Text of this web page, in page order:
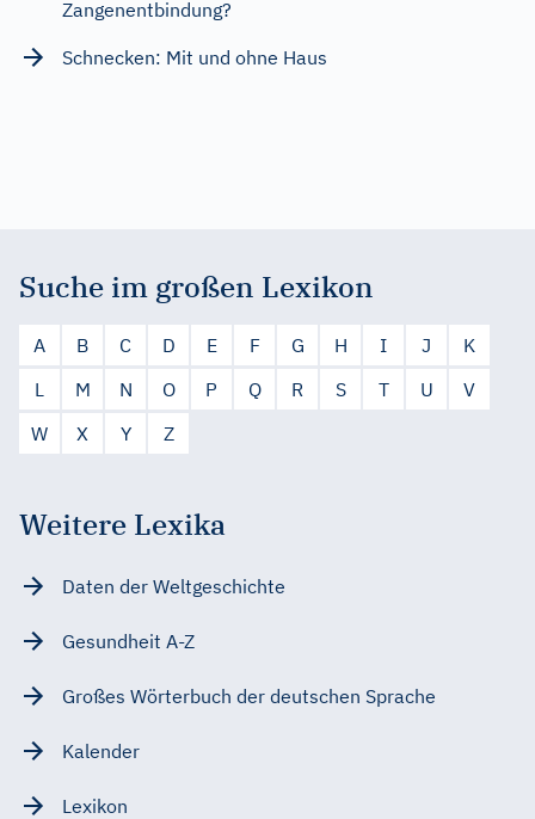
Zangenentbindung?
Schnecken: Mit und ohne Haus
Suche im großen Lexikon
A B C D E F G H I J
K
L
M N O P Q R S T U
V
W
X Y Z
Weitere Lexika
Daten der Weltgeschichte
Gesundheit A-Z
Großes Wörterbuch der deutschen Sprache
Kalender
Lexikon